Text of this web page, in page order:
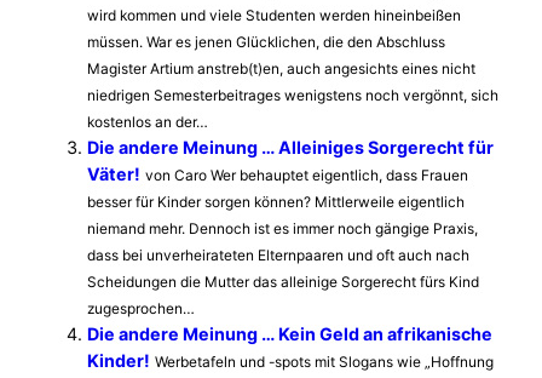
wird kommen und viele Studenten werden hineinbeißen
müssen. War es jenen Glücklichen, die den Abschluss
Magister Artium anstreb(t)en, auch angesichts eines nicht
niedrigen Semesterbeitrages wenigstens noch vergönnt, sich
kostenlos an der…
Die andere Meinung … Alleiniges Sorgerecht für
Väter! von Caro Wer behauptet eigentlich, dass Frauen
besser für Kinder sorgen können? Mitt­lerweile eigentlich
niemand mehr. Dennoch ist es immer noch gängige Pra­xis,
dass bei unverheirateten Elternpaaren und oft auch nach
Scheidungen die Mutter das alleinige Sorgerecht fürs Kind
zugesprochen…
Die andere Meinung … Kein Geld an afrikanische
Kinder! Werbetafeln und -spots mit Slogans wie „Hoffnung